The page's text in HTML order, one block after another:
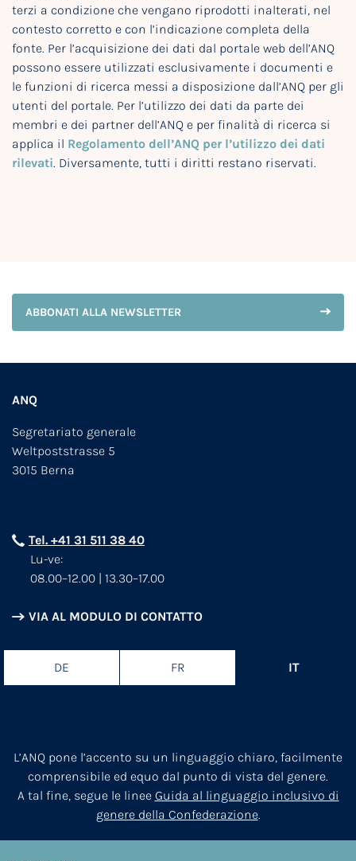
terzi a condizione che vengano riprodotti inalterati, nel
contesto corretto e con l’indicazione completa della
fonte. Per l’acquisizione dei dati dal portale web dell’ANQ
possono essere utilizzati esclusivamente i documenti e
le funzioni di ricerca messi a disposizione dall’ANQ per gli
utenti del portale. Per l’utilizzo dei dati da parte dei
membri e dei partner dell’ANQ e per finalità di ricerca si
applica il Regolamento dell’ANQ per l’utilizzo dei dati
rilevati. Diversamente, tutti i diritti restano riservati.
ABBONATI ALLA NEWSLETTER
ANQ
Segretariato generale
Weltpoststrasse 5
3015 Berna
Tel. +41 31 511 38 40
Lu-ve:
08.00–12.00 | 13.30–17.00
VIA AL MODULO DI CONTATTO
DE FR IT
L’ANQ pone l’accento su un linguaggio chiaro, facilmente
comprensibile ed equo dal punto di vista del genere.
A tal fine, segue le linee Guida al linguaggio inclusivo di
genere della Confederazione.